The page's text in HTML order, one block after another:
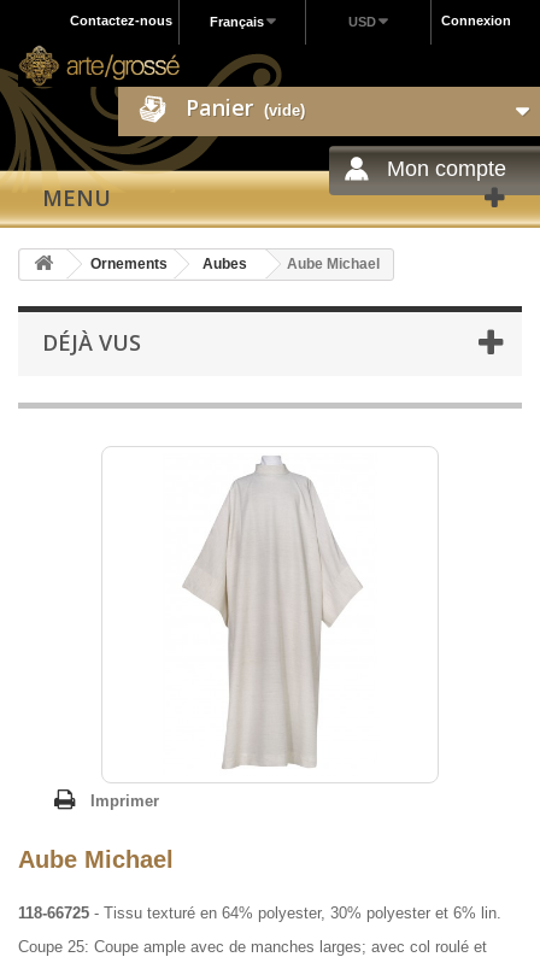
Connexion
USD
Français
Contactez-nous
Panier (vide)
Mon compte
MENU
Ornements Aubes Aube Michael
DÉJÀ VUS
Imprimer
Aube Michael
118-66725 - Tissu texturé en 64% polyester, 30% polyester et 6% lin.
Coupe 25: Coupe ample avec de manches larges; avec col roulé et